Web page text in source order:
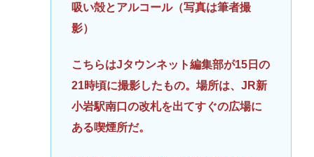
吸い殻とアルコール（写真は筆者撮
影）
こちらはJタウンネット編集部が15日の
21時頃に撮影したもの。場所は、JR新
小岩駅南口の改札を出てすぐの広場に
ある喫煙所だ。